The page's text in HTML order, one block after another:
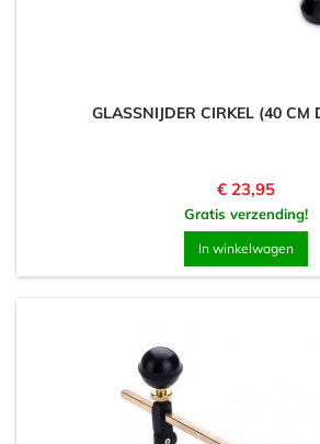
GLASSNIJDER CIRKEL (40 CM
Prijs
€ 23,95
Gratis verzending!
In winkelwagen